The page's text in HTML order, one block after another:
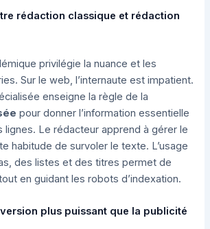
rédaction classique et rédaction
privilégie la nuance et les
Sur le web, l’internaute est impatient.
enseigne la règle de la
pour donner l’information essentielle
lignes. Le rédacteur apprend à gérer le
habitude de survoler le texte. L’usage
des listes et des titres permet de
en guidant les robots d’indexation.
plus puissant que la publicité